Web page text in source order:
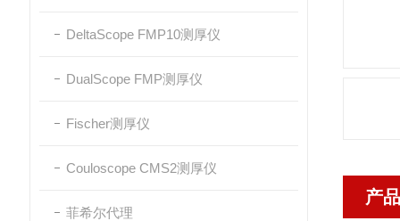
DeltaScope FMP10测厚仪
DualScope FMP测厚仪
Fischer测厚仪
Couloscope CMS2测厚仪
菲希尔代理
产